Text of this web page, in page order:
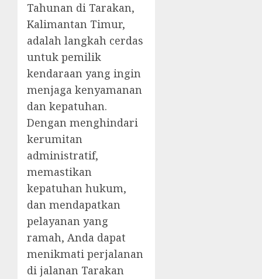
Tahunan di Tarakan,
Kalimantan Timur,
adalah langkah cerdas
untuk pemilik
kendaraan yang ingin
menjaga kenyamanan
dan kepatuhan.
Dengan menghindari
kerumitan
administratif,
memastikan
kepatuhan hukum,
dan mendapatkan
pelayanan yang
ramah, Anda dapat
menikmati perjalanan
di jalanan Tarakan